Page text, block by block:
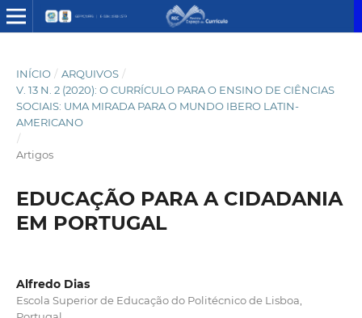
INÍCIO / ARQUIVOS /
V. 13 N. 2 (2020): O CURRÍCULO PARA O ENSINO DE CIÊNCIAS
SOCIAIS: UMA MIRADA PARA O MUNDO IBERO LATIN-
AMERICANO
/
Artigos
EDUCAÇÃO PARA A CIDADANIA
EM PORTUGAL
Alfredo Dias
Escola Superior de Educação do Politécnico de Lisboa,